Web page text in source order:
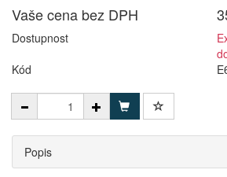
Vaše cena bez DPH
Dostupnost
Kód
Popis